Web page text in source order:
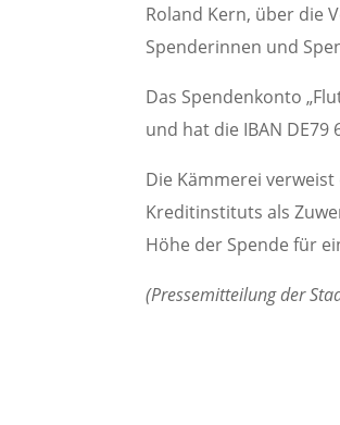
Roland Kern, über die
Spenderinnen und
Das Spendenkonto
und hat die IBAN DE79
Die Kämmerei
Kreditinstituts als
Höhe der Spende für
(Pressemitteilung der